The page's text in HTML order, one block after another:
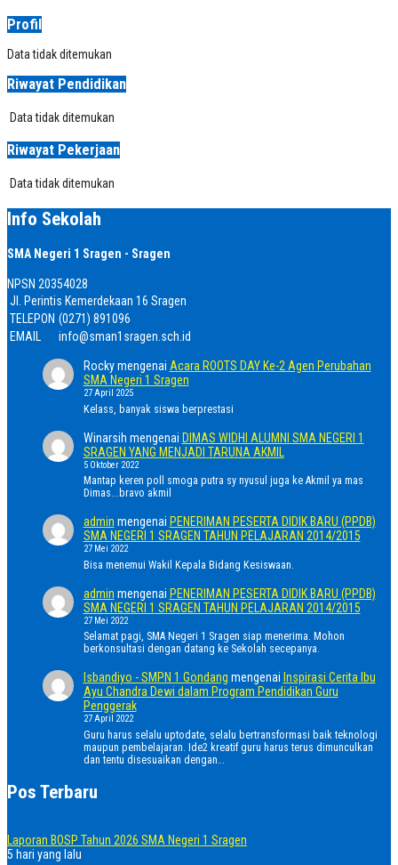
Profil
Data tidak ditemukan
Riwayat Pendidikan
Data tidak ditemukan
Riwayat Pekerjaan
Data tidak ditemukan
Info Sekolah
SMA Negeri 1 Sragen - Sragen
NPSN 20354028
Jl. Perintis Kemerdekaan 16 Sragen
TELEPON (0271) 891096
EMAIL
info@sman1sragen.sch.id
Rockymengenai Acara ROOTS DAY Ke-2 Agen Perubahan
SMA Negeri 1 Sragen
27 April 2025
Kelass, banyak siswa berprestasi
Winarsih mengenai DIMAS WIDHI ALUMNI SMA NEGERI 1
SRAGEN YANG MENJADI TARUNA AKMIL
5 Oktober 2022
Mantap keren poll smoga putra sy nyusul juga ke Akmil ya mas
Dimas...bravo akmil
admin mengenai PENERIMAN PESERTA DIDIK BARU (PPDB)
SMA NEGERI 1 SRAGEN TAHUN PELAJARAN 2014/2015
27 Mei 2022
Bisa menemui Wakil Kepala Bidang Kesiswaan.
admin mengenai PENERIMAN PESERTA DIDIK BARU (PPDB)
SMA NEGERI 1 SRAGEN TAHUN PELAJARAN 2014/2015
27 Mei 2022
Selamat pagi, SMA Negeri 1 Sragen siap menerima. Mohon
berkonsultasi dengan datang ke Sekolah secepanya.
Isbandiyo - SMPN 1 Gondang mengenai Inspirasi Cerita Ibu
Ayu Chandra Dewi dalam Program Pendidikan Guru
Penggerak
27 April 2022
Guru harus selalu uptodate, selalu bertransformasi baik teknologi
maupun pembelajaran. Ide2 kreatif guru harus terus dimunculkan
dan tentu disesuaikan dengan…
Pos Terbaru
Laporan BOSP Tahun 2026 SMA Negeri 1 Sragen
5 hari yang lalu